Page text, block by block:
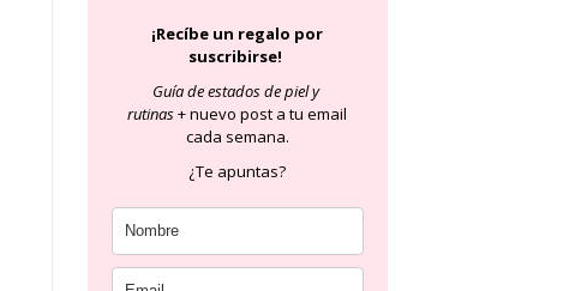
¡Recíbe un regalo por
suscribirse!
Guía de estados de piely
rutinas+ nuevo post a tu email
cada semana.
¿Te apuntas?